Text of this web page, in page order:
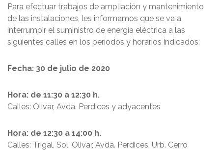
Para efectuar trabajos de ampliación y mantenimiento
de las instalaciones, les informamos que se va a
interrumpir el suministro de energía eléctrica a las
siguientes calles en los períodos y horarios indicados:
Fecha: 30 de julio de 2020
Hora: de 11:30 a 12:30 h.
Calles: Olivar, Avda. Perdices y adyacentes
Hora: de 12:30 a 14:00 h.
Calles: Trigal, Sol, Olivar, Avda. Perdices, Urb. Cerro